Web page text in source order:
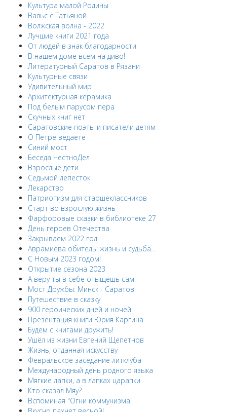
Культура малой Родины
Вальс с Татьяной
Волжская волна - 2022
Лучшие книги 2021 года
От людей в знак благодарности
В нашем доме всем на диво!
Литературный Саратов в Рязани
Культурные связи
Удивительный мир
Архитектурная керамика
Под белым парусом пера
Скучных книг нет
Саратовские поэты и писатели детям
О Петре ведаете
Синий мост
Беседа ЧестноДел
Взрослые дети
Седьмой лепесток
Лекарство
Патриотизм для старшеклассников
Старт во взрослую жизнь
Фарфоровые сказки в библиотеке 27
День героев Отечества
Закрываем 2022 год
Аврамиева обитель: жизнь и судьба...
С Новым 2023 годом!
Открытие сезона 2023
А веру ты в себе отыщешь сам
Мост Дружбы: Минск - Саратов
Путешествие в сказку
900 героических дней и ночей
Презентация книги Юрия Каргина
Будем с книгами дружить!
Ушёл из жизни Евгений Щепетнов
Жизнь, отданная искусству
Февральское заседание литклуба
Международный день родного языка
Мягкие лапки, а в лапках царапки
Кто сказал Мяу?
Вспоминая "Огни коммунизма"